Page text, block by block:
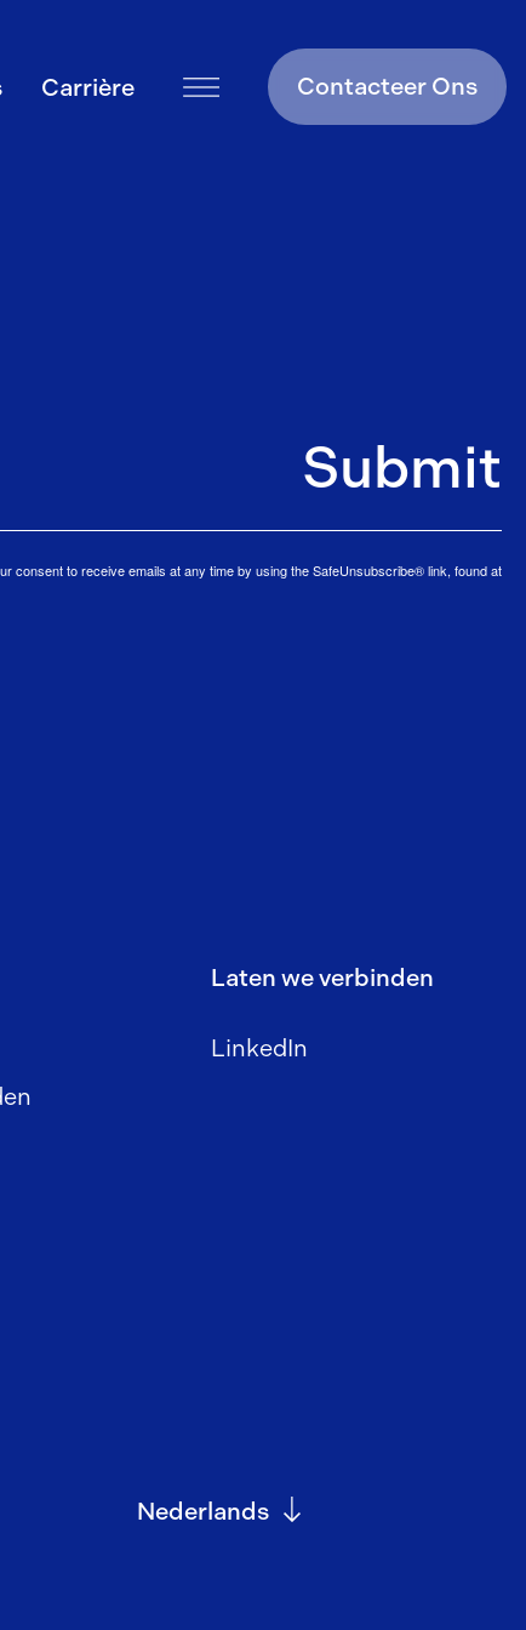
Carrière Contacteer Ons
consent to receive emails at any time by using the SafeUnsubscribe® link, found at
Submit
Laten we verbinden
LinkedIn
Nederlands